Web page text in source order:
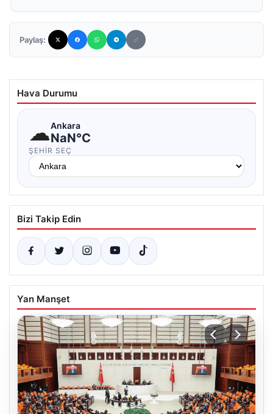
Paylaş:
Hava Durumu
☁Ankara
NaN°C
ŞEHIR SEÇ
Bizi Takip Edin
Yan Manşet